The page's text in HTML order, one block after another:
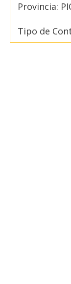
Provincia:
Tipo de